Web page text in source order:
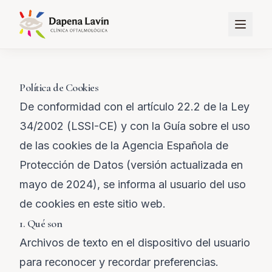
Política de Cookies
De conformidad con el artículo 22.2 de la Ley
34/2002 (LSSI-CE) y con la Guía sobre el uso
de las cookies de la Agencia Española de
Protección de Datos (versión actualizada en
mayo de 2024), se informa al usuario del uso
de cookies en este sitio web.
1. Qué son
Archivos de texto en el dispositivo del usuario
para reconocer y recordar preferencias.